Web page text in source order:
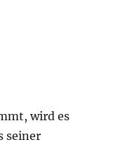
wird es
seiner